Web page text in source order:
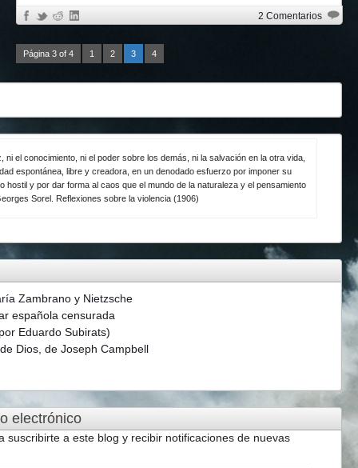
2 Comentarios
Página 3 of 4 1 2 3 4
ni el conocimiento, ni el poder sobre los demás, ni la salvación en la otra vida,
espontánea, libre y creadora, en un denodado esfuerzo por imponer su
hostil y por dar forma al caos que el mundo de la naturaleza y el pensamiento
Sorel. Reflexiones sobre la violencia (1906)
Zambrano y Nietzsche
española censurada
Eduardo Subirats)
Dios, de Joseph Campbell
electrónico
suscribirte a este blog y recibir notificaciones de nuevas